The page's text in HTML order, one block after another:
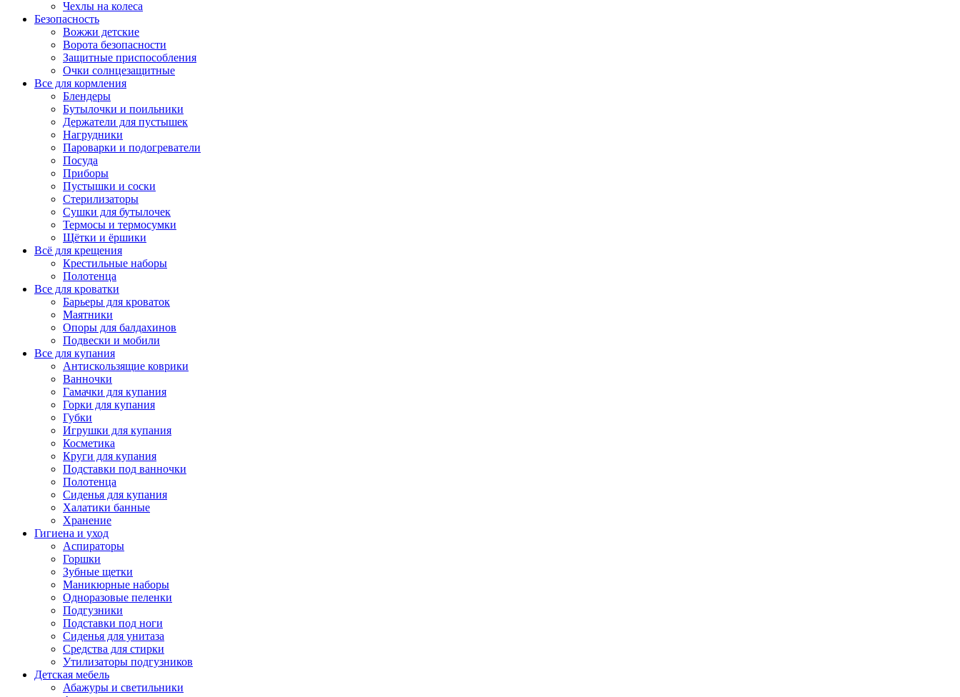
Чехлы на колеса
Безопасность
Вожжи детские
Ворота безопасности
Защитные приспособления
Очки солнцезащитные
Все для кормления
Блендеры
Бутылочки и поильники
Держатели для пустышек
Нагрудники
Пароварки и подогреватели
Посуда
Приборы
Пустышки и соски
Стерилизаторы
Сушки для бутылочек
Термосы и термосумки
Щётки и ёршики
Всё для крещения
Крестильные наборы
Полотенца
Все для кроватки
Барьеры для кроваток
Маятники
Опоры для балдахинов
Подвески и мобили
Все для купания
Антискользящие коврики
Ванночки
Гамачки для купания
Горки для купания
Губки
Игрушки для купания
Косметика
Круги для купания
Подставки под ванночки
Полотенца
Сиденья для купания
Халатики банные
Хранение
Гигиена и уход
Аспираторы
Горшки
Зубные щетки
Маникюрные наборы
Одноразовые пеленки
Подгузники
Подставки под ноги
Сиденья для унитаза
Средства для стирки
Утилизаторы подгузников
Детская мебель
Абажуры и светильники